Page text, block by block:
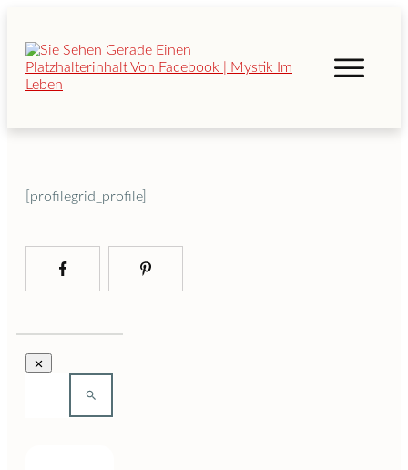
[profilegrid_profile]